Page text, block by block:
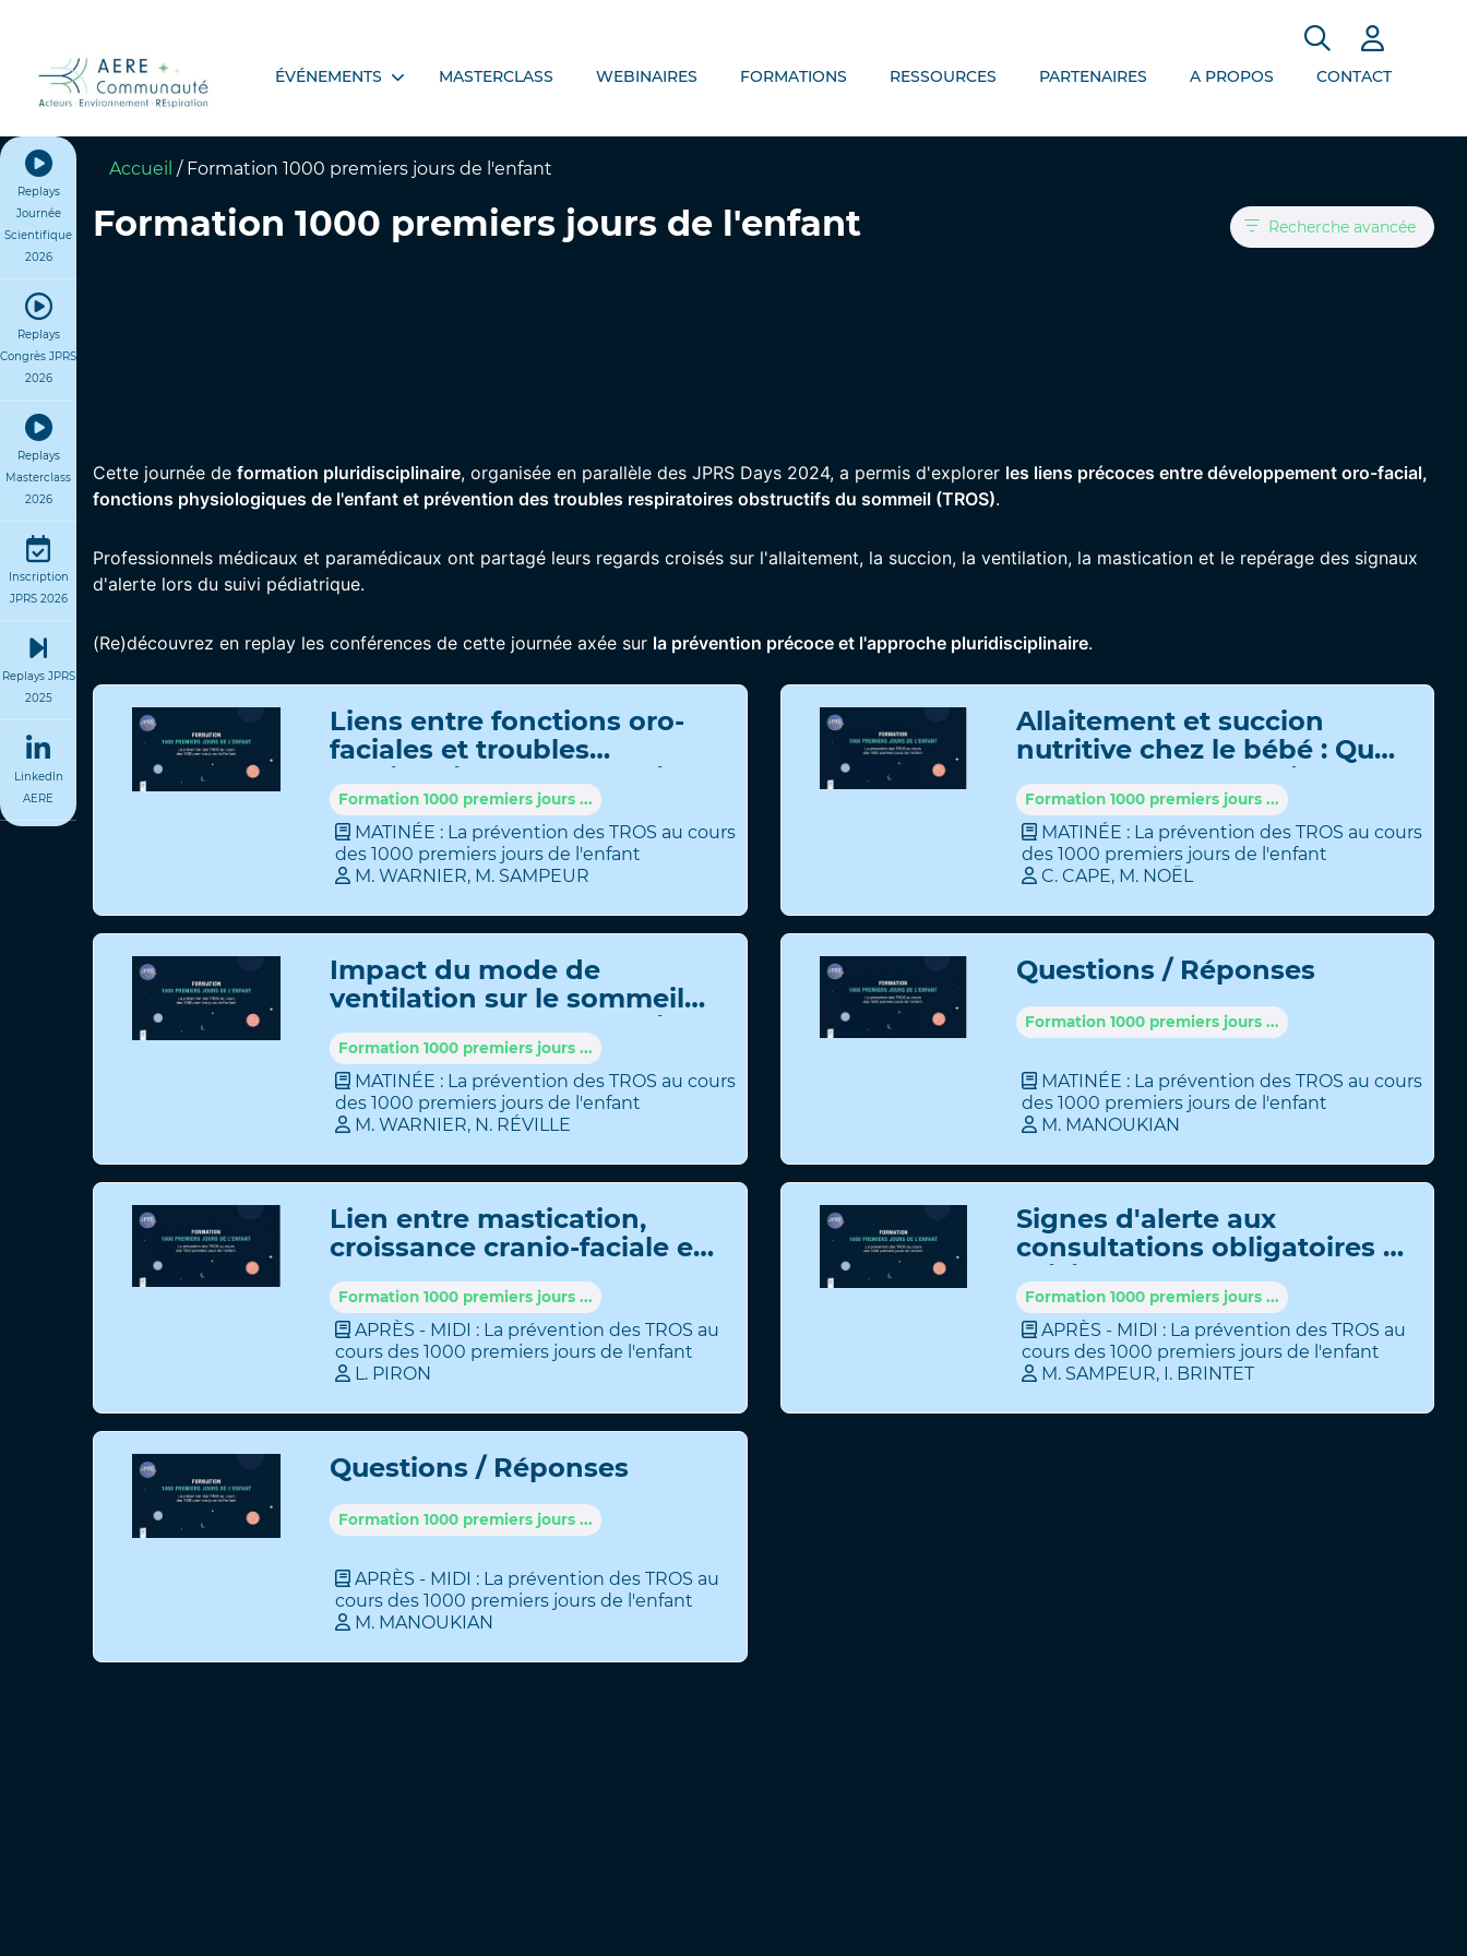
ÉVÉNEMENTS MASTERCLASS WEBINAIRES FORMATIONS RESSOURCES PARTENAIRES A PROPOS CONTACT
Accueil / Formation 1000 premiers jours de l'enfant
Formation 1000 premiers jours de l'enfant Recherche avancée
Cette journée de formation pluridisciplinaire, organisée en parallèle des JPRS Days 2024, a permis d'explorer les liens précoces entre développement oro-facial,
fonctions physiologiques de l'enfant et prévention des troubles respiratoires obstructifs du sommeil (TROS).
Professionnels médicaux et paramédicaux ont partagé leurs regards croisés sur l'allaitement, la succion, la ventilation, la mastication et le repérage des signaux
d'alerte lors du suivi pédiatrique.
(Re)découvrez en replay les conférences de cette journée axée sur la prévention précoce et l'approche pluridisciplinaire.
Liens entre fonctions oro-
faciales et troubles
respiratoires du sommeil
chez l'enfant
Formation 1000 premiers jours ...
MATINÉE : La prévention des TROS au cours
des 1000 premiers jours de l'enfant
M. WARNIER, M. SAMPEUR
Allaitement et succion
nutritive chez le bébé : Quel
rôle dans la prévention des
TROS ?
Formation 1000 premiers jours ...
MATINÉE : La prévention des TROS au cours
des 1000 premiers jours de l'enfant
C. CAPE, M. NOËL
Impact du mode de
ventilation sur le sommeil
de l'enfant : regards croisés
ORL / Rééducate...
Formation 1000 premiers jours ...
MATINÉE : La prévention des TROS au cours
des 1000 premiers jours de l'enfant
M. WARNIER, N . RÉVILLE
Questions / Réponses
Formation 1000 premiers jours ...
MATINÉE : La prévention des TROS au cours
des 1000 premiers jours de l'enfant
M. MANOUKIAN
Lien entre mastication,
croissance cranio-faciale et
TROS
Formation 1000 premiers jours ...
APRÈS - MIDI : La prévention des TROS au
cours des 1000 premiers jours de l'enfant
L. PIRON
Signes d'alerte aux
consultations obligatoires et
suivi de l'enfant
Formation 1000 premiers jours ...
APRÈS - MIDI : La prévention des TROS au
cours des 1000 premiers jours de l'enfant
M. SAMPEUR, . BRINTET
Questions / Réponses
Formation 1000 premiers jours ...
APRÈS - MIDI : La prévention des TROS au
cours des 1000 premiers jours de l'enfant
M. MANOUKIAN
Replays
Journée
Scientifique
2026
Replays
Congrès JPRS
2026
Replays
Masterclass
2026
Inscription
JPRS 2026
Replays JPRS
2025
LinkedIn
AERE